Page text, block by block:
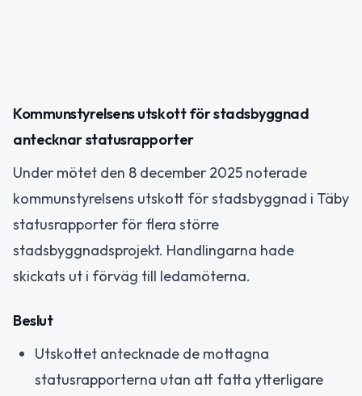
Kommunstyrelsens utskott för stadsbyggnad
antecknar statusrapporter
Under mötet den 8 december 2025 noterade
kommunstyrelsens utskott för stadsbyggnad i Täby
statusrapporter för flera större
stadsbyggnadsprojekt. Handlingarna hade
skickats ut i förväg till ledamöterna.
Beslut
Utskottet antecknade de mottagna
statusrapporterna utan att fatta ytterligare